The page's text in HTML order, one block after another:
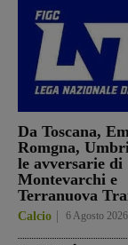
Da Toscana,
Romgna,
le avversarie di
Montevarchi e
Terranuova
Calcio 6 Agosto 2026